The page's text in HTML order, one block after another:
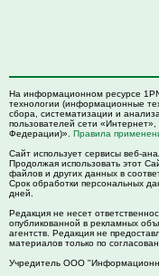
На информационном ресурсе
технологии (информационные
сбора, систематизации и
пользователей сети
Федерации)». Правила
Сайт использует сервисы веб-
Продолжая использовать этот
файлов и других данных в
Срок обработки персональных
дней.
Редакция не несет
опубликованной в рекламных
агентств. Редакция не
материалов только по
Учредитель ООО